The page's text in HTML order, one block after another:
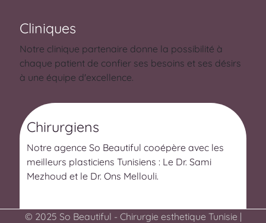
Cliniques
Notre clinique partenaire donne la possibilité à
chaque patient de confier ses besoins et ses désirs
à une équipe d'excellence.
Chirurgiens
Notre agence So Beautiful cooépère avec les
meilleurs plasticiens Tunisiens : Le Dr. Sami
Mezhoud et le Dr. Ons Mellouli.
© 2025 So Beautiful - Chirurgie esthetique Tunisie |